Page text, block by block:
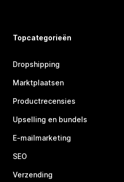
Topcategorieën
Dropshipping
Marktplaatsen
Productrecensies
Upselling en bundels
E-mailmarketing
SEO
Verzending